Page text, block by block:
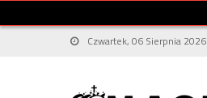
Czwartek, 06 Sierpnia 2026